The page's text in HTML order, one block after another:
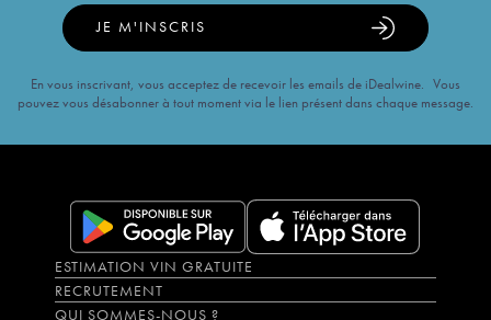
JE M'INSCRIS
En vous inscrivant, vous acceptez de recevoir les emails de iDealwine. Vous
pouvez vous désabonner à tout moment via le lien présent dans chaque message.
ESTIMATION VIN GRATUITE
RECRUTEMENT
QUI SOMMES-NOUS ?